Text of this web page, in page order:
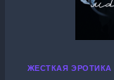
ЖЕСТКАЯ ЭРОТИКА